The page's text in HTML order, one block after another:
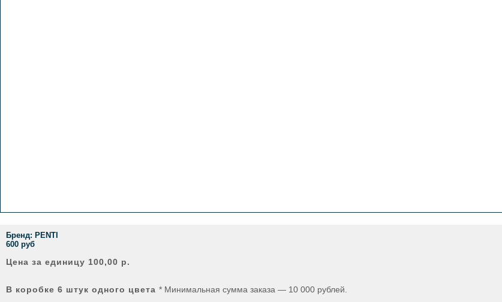
Бренд: PENTI
600 руб
Цена за единицу 100,00 р.
В коробке 6 штук одного цвета * Минимальная сумма заказа — 10 000 рублей.